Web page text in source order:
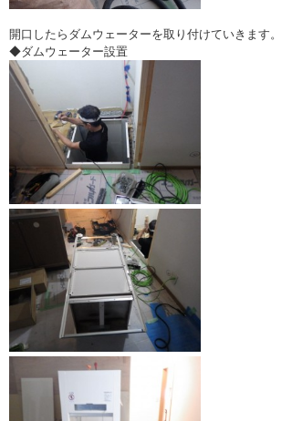
開口したらダムウェーターを取り付けていきます。
◆ダムウェーター設置